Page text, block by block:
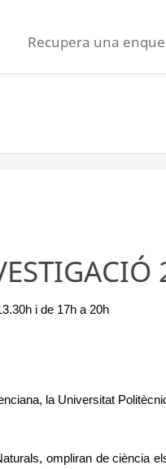
Recupera una
i de 17h a 20h
la Universitat
ompliran de ciència